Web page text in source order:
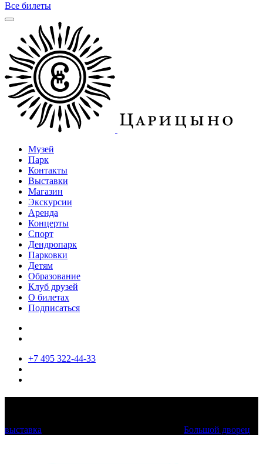
Все билеты
Музей
Парк
Контакты
Выставки
Магазин
Экскурсии
Аренда
Концерты
Спорт
Дендропарк
Парковки
Детям
Образование
Клуб друзей
О билетах
Подписаться
+7 495 322-44-33
выставка Большой дворец